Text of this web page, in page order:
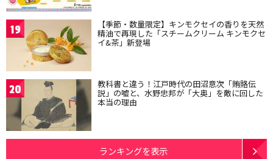
19 【季節・数量限定】キンモクセイの香りを天然
精油で再現した「スチームクリーム キンモクセ
イ&茶」新登場
20 教科書と違う！江戸時代の田沼意次「賄賂伝
説」の嘘と、水野忠邦が「大奥」を敵に回した
本当の理由
ランキングを表示